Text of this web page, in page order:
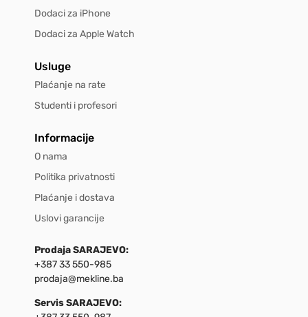
Dodaci za iPhone
Dodaci za Apple Watch
Usluge
Plaćanje na rate
Studenti i profesori
Informacije
O nama
Politika privatnosti
Plaćanje i dostava
Uslovi garancije
Prodaja SARAJEVO:
+387 33 550-985
prodaja@mekline.ba
Servis SARAJEVO: